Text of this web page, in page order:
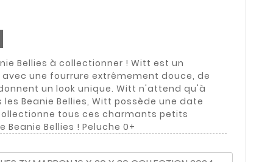
Bellies à collectionner ! Witt est un
une fourrure extrêmement douce, de
un look unique. Witt n'attend qu'à
Beanie Bellies, Witt possède une date
tous ces charmants petits
Bellies ! Peluche 0+